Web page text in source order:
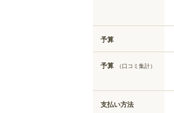
予算
予算 （口コミ集計）
支払い方法